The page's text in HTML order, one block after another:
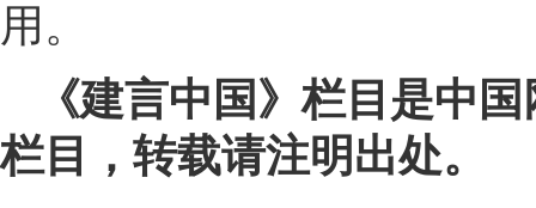
用。
《建言中国》栏目是中
栏目，转载请注明出处。